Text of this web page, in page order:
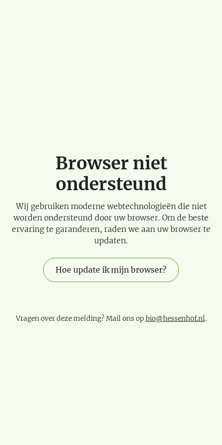
Browser niet
ondersteund
Wij gebruiken moderne webtechnologieën die niet
worden ondersteund door uw browser. Om de beste
ervaring te garanderen, raden we aan uw browser te
updaten.
Hoe update ik mijn browser?
Vragen over deze melding? Mail ons op bio@hessenhof.nl.